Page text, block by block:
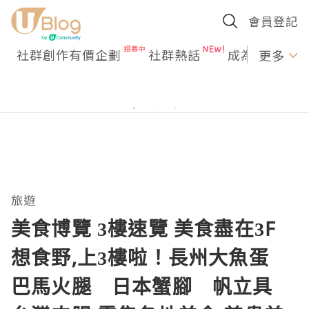
會員登記
社群創作有價企劃 社群熱話 成為U更多
旅遊
美食博覽 3樓速覽 美食盡在3F
想食野,上3樓啦！長州大魚蛋
巴馬火腿 日本蟹腳 帆立具